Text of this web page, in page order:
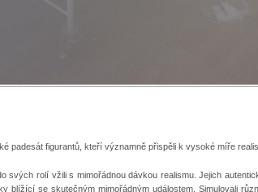
padesát figurantů, kteří významně přispěli k vysoké míře
svých rolí vžili s mimořádnou dávkou realismu. Jejich
blížící se skutečným mimořádným událostem. Simulovali